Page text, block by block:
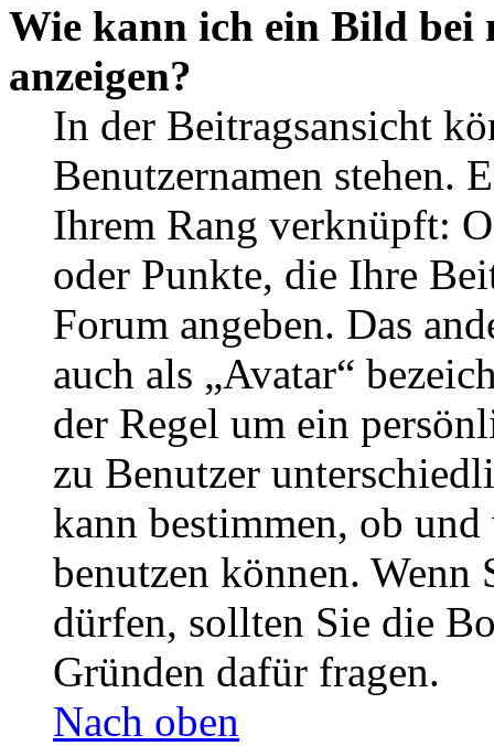
Wie kann ich ein Bild bei
anzeigen?
In der Beitragsansicht
Benutzernamen stehen.
Ihrem Rang verknüpft:
oder Punkte, die Ihre
Forum angeben. Das
auch als „Avatar“
der Regel um ein
zu Benutzer
kann bestimmen, ob
benutzen können. Wenn
dürfen, sollten Sie die
Gründen dafür fragen.
Nach oben